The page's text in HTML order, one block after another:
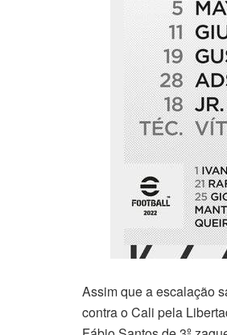
Assim que a escalação
contra o Cali pela